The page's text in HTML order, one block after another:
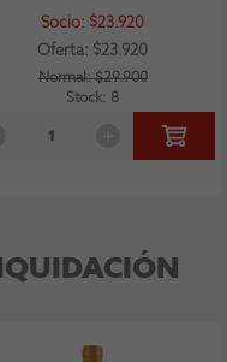
Socio: $23.920
Oferta: $23.920
Normal: $29.900
Stock: 8